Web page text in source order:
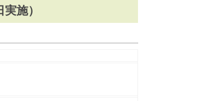
施）